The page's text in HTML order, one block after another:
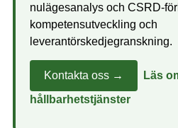
nulägesanalys och CSRD-
kompetensutveckling och
leverantörskedjegranskning.
Kontakta oss →
Läs
hållbarhetstjänster